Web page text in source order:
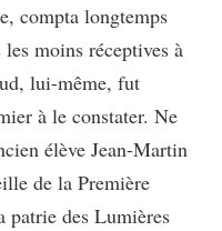
compta longtemps
moins réceptives à
lui-même, fut
à le constater. Ne
élève Jean-Martin
de la Première
patrie des Lumières